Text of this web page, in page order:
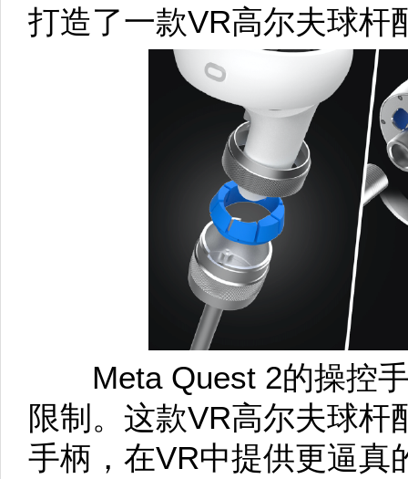
打造了一款VR高尔夫球杆
Meta Quest 2的操控手
限制。这款VR高尔夫球杆
手柄，在VR中提供更逼真